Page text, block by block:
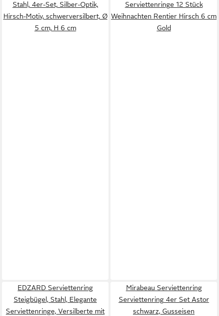
Stahl, 4er-Set, Silber-Optik,
Hirsch-Motiv, schwerversilbert, Ø
5 cm, H 6 cm
Serviettenringe 12 Stück
Weihnachten Rentier Hirsch 6 cm
Gold
EDZARD Serviettenring
Steigbügel, Stahl, Elegante
Serviettenringe, Versilberte mit
Mirabeau Serviettenring
Serviettenring 4er Set Astor
schwarz, Gusseisen